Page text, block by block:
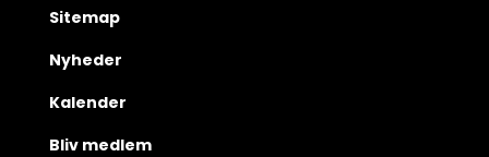
Sitemap
Nyheder
Kalender
Bliv medlem